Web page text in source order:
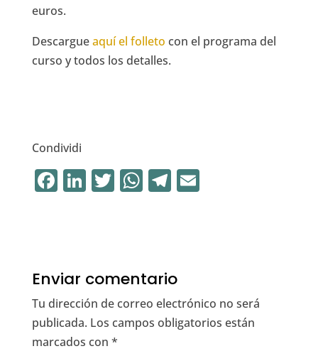
euros.
Descargueaquí el folleto con el programa del
curso y todos los detalles.
Condividi
F
b
o
o
k
Li
dI
n
T
r
W
A
p
p
T
a
m
E
Enviar comentario
Tu dirección de correo electrónico no será
publicada. Los campos obligatorios están
marcados con *